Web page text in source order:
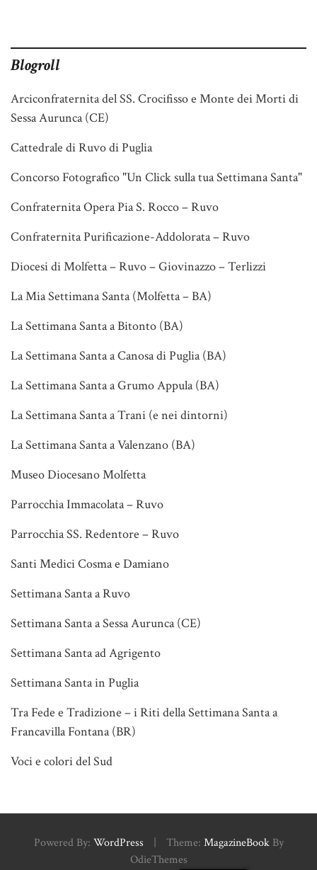
Blogroll
Arciconfraternita del SS. Crocifisso e Monte dei Morti di
Sessa Aurunca (CE)
Cattedrale di Ruvo di Puglia
Concorso Fotografico "Un Click sulla tua Settimana Santa"
Confraternita Opera Pia S. Rocco – Ruvo
Confraternita Purificazione-Addolorata – Ruvo
Diocesi di Molfetta – Ruvo – Giovinazzo – Terlizzi
La Mia Settimana Santa (Molfetta – BA)
La Settimana Santa a Bitonto (BA)
La Settimana Santa a Canosa di Puglia (BA)
La Settimana Santa a Grumo Appula (BA)
La Settimana Santa a Trani (e nei dintorni)
La Settimana Santa a Valenzano (BA)
Museo Diocesano Molfetta
Parrocchia Immacolata – Ruvo
Parrocchia SS. Redentore – Ruvo
Santi Medici Cosma e Damiano
Settimana Santa a Ruvo
Settimana Santa a Sessa Aurunca (CE)
Settimana Santa ad Agrigento
Settimana Santa in Puglia
Tra Fede e Tradizione – i Riti della Settimana Santa a
Francavilla Fontana (BR)
Voci e colori del Sud
Powered By: WordPress Theme: MagazineBookBy
OdieThemes